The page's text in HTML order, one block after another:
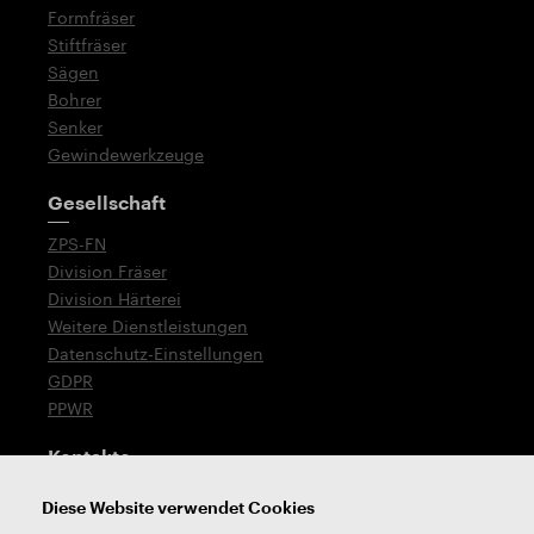
Formfräser
Stiftfräser
Sägen
Bohrer
Senker
Gewindewerkzeuge
Gesellschaft
ZPS-FN
Division Fräser
Division Härterei
Weitere Dienstleistungen
Datenschutz-Einstellungen
GDPR
PPWR
Kontakte
T: +420 576 777 519
Diese Website verwendet Cookies